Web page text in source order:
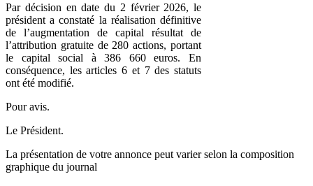
Par décision en date du 2 février 2026, le
président a constaté la réalisation définitive
de l’augmentation de capital résultat de
l’attribution gratuite de 280 actions, portant
le capital social à 386 660 euros. En
conséquence, les articles 6 et 7 des statuts
ont été modifié.
Pour avis.
Le Président.
La présentation de votre annonce peut varier selon la composition
graphique du journal